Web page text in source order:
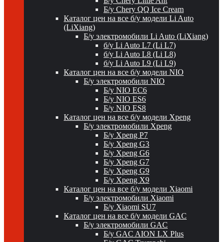
Б/у Chery QQ Ice Cream
Каталог цен на все б/у модели Li Auto
(LiXiang)
Б/у электромобили Li Auto (LiXiang)
б/у Li Auto L7 (Li L7)
б/у Li Auto L8 (Li L8)
б/у Li Auto L9 (Li L9)
Каталог цен на все б/у модели NIO
Б/у электромобили NIO
Б/у NIO EC6
Б/у NIO ES6
Б/у NIO ES8
Каталог цен на все б/у модели Xpeng
Б/у электромобили Xpeng
Б/у Xpeng P7
Б/у Xpeng G3
Б/у Xpeng G6
Б/у Xpeng G7
Б/у Xpeng G9
Б/у Xpeng X9
Каталог цен на все б/у модели Xiaomi
Б/у электромобили Xiaomi
Б/у Xiaomi SU7
Каталог цен на все б/у модели GAC
Б/у электромобили GAC
Б/у GAC AION LX Plus